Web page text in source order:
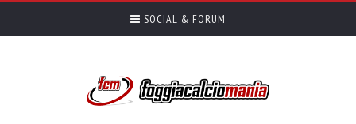
SOCIAL & FORUM